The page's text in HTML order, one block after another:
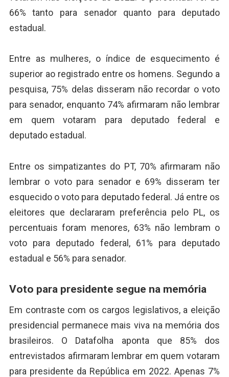
66% tanto para senador quanto para deputado
estadual.
Entre as mulheres, o índice de esquecimento é
superior ao registrado entre os homens. Segundo a
pesquisa, 75% delas disseram não recordar o voto
para senador, enquanto 74% afirmaram não lembrar
em quem votaram para deputado federal e
deputado estadual.
Entre os simpatizantes do PT, 70% afirmaram não
lembrar o voto para senador e 69% disseram ter
esquecido o voto para deputado federal. Já entre os
eleitores que declararam preferência pelo PL, os
percentuais foram menores, 63% não lembram o
voto para deputado federal, 61% para deputado
estadual e 56% para senador.
Voto para presidente segue na memória
Em contraste com os cargos legislativos, a eleição
presidencial permanece mais viva na memória dos
brasileiros. O Datafolha aponta que 85% dos
entrevistados afirmaram lembrar em quem votaram
para presidente da República em 2022. Apenas 7%